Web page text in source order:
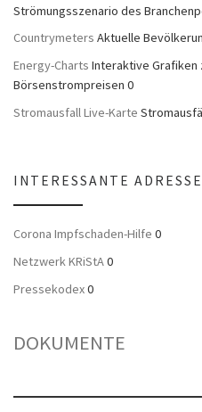
Strömungsszenario des
Countrymeters Aktuelle
Energy-Charts Interaktive Grafiken
Börsenstrompreisen 0
Stromausfall Live-Karte
INTERESSANTE
Corona Impfschaden-Hilfe 0
Netzwerk KRiStA0
Pressekodex0
DOKUMENTE